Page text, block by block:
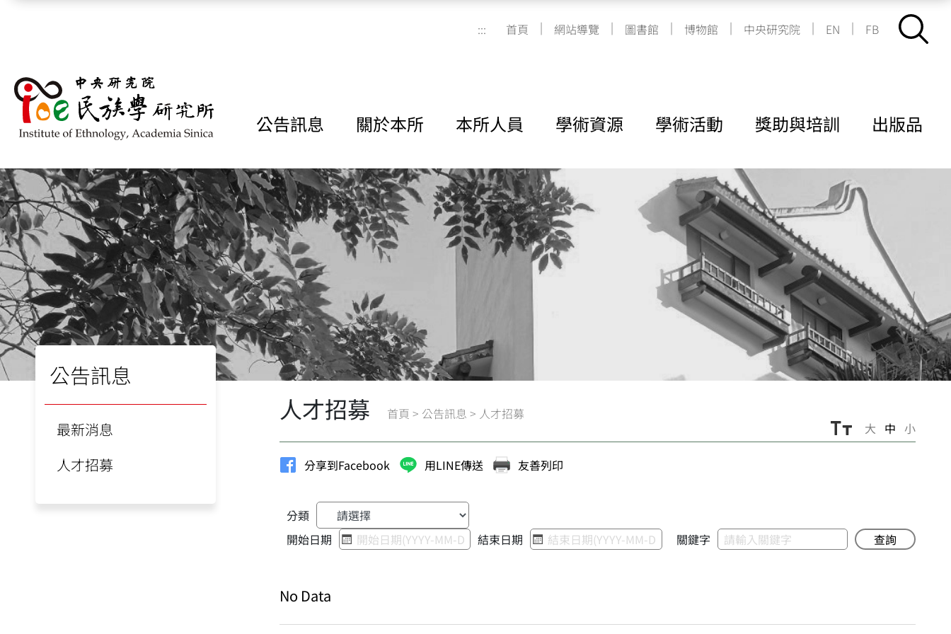
::: 首頁 | 網站導覽 | 圖書館 | 博物館 | 中央研究院 | EN | FB
公告訊息 關於本所 本所人員 學術資源 學術活動 獎助與培訓 出版品
公告訊息
最新消息
人才招募
人才招募 首頁 > 公告訊息 > 人才招募
大 中 小
分享到Facebook 用LINE傳送 友善列印
分類
開始日期
結束日期 關鍵字 查詢
No Data